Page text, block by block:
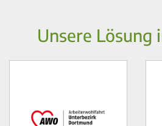
Unsere Lösung